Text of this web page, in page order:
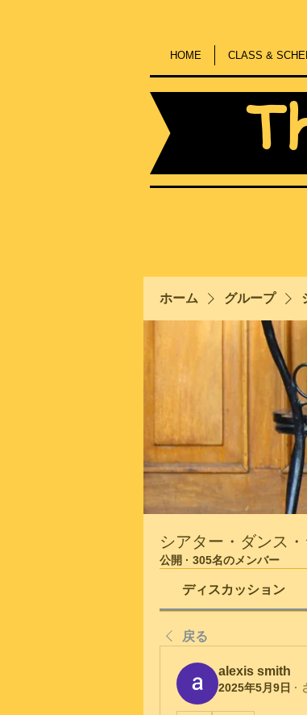
HOME CLASS &
ホーム グループ
シアター・ダンス
公開 · 305名のメンバー
ディスカッション
戻る
alexis smith
2025年5月9日 ·